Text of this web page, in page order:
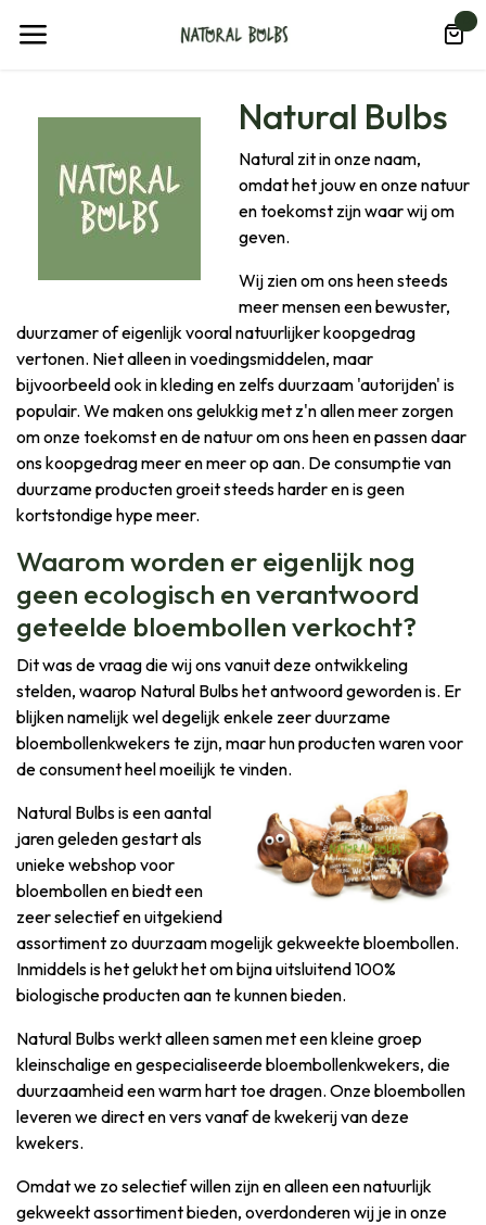
Natural Bulbs
Natural zit in onze naam,
omdat het jouw en onze natuur
en toekomst zijn waar wij om
geven.
Wij zien om ons heen steeds
meer mensen een bewuster,
duurzamer of eigenlijk vooral natuurlijker koopgedrag
vertonen. Niet alleen in voedingsmiddelen, maar
bijvoorbeeld ook in kleding en zelfs duurzaam 'autorijden' is
populair. We maken ons gelukkig met z'n allen meer zorgen
om onze toekomst en de natuur om ons heen en passen daar
ons koopgedrag meer en meer op aan. De consumptie van
duurzame producten groeit steeds harder en is geen
kortstondige hype meer.
Waarom worden er eigenlijk nog
geen ecologisch en verantwoord
geteelde bloembollen verkocht?
Dit was de vraag die wij ons vanuit deze ontwikkeling
stelden, waarop Natural Bulbs het antwoord geworden is. Er
blijken namelijk wel degelijk enkele zeer duurzame
bloembollenkwekers te zijn, maar hun producten waren voor
de consument heel moeilijk te vinden.
Natural Bulbs is een aantal
jaren geleden gestart als
unieke webshop voor
bloembollen en biedt een
zeer selectief en uitgekiend
assortiment zo duurzaam mogelijk gekweekte bloembollen.
Inmiddels is het gelukt het om bijna uitsluitend 100%
biologische producten aan te kunnen bieden.
Natural Bulbs werkt alleen samen met een kleine groep
kleinschalige en gespecialiseerde bloembollenkwekers, die
duurzaamheid een warm hart toe dragen. Onze bloembollen
leveren we direct en vers vanaf de kwekerij van deze
kwekers.
Omdat we zo selectief willen zijn en alleen een natuurlijk
gekweekt assortiment bieden, overdonderen wij je in onze